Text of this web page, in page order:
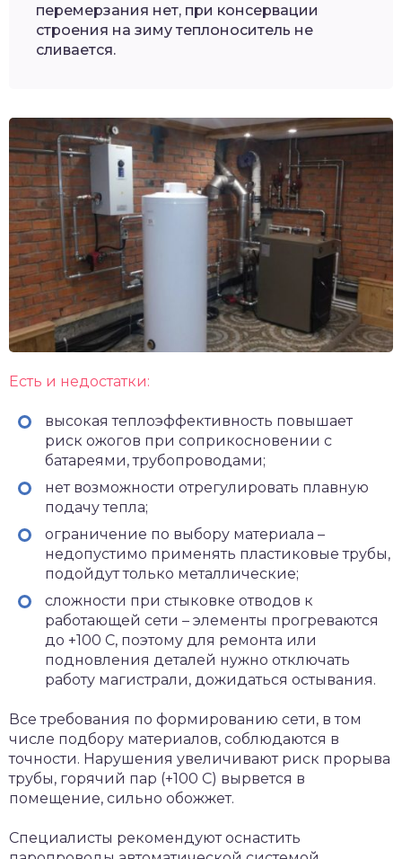
перемерзания нет, при консервации
строения на зиму теплоноситель не
сливается.
Есть и недостатки:
высокая теплоэффективность повышает
риск ожогов при соприкосновении с
батареями, трубопроводами;
нет возможности отрегулировать плавную
подачу тепла;
ограничение по выбору материала –
недопустимо применять пластиковые трубы,
подойдут только металлические;
сложности при стыковке отводов к
работающей сети – элементы прогреваются
до +100 С, поэтому для ремонта или
подновления деталей нужно отключать
работу магистрали, дожидаться остывания.
Все требования по формированию сети, в том
числе подбору материалов, соблюдаются в
точности. Нарушения увеличивают риск прорыва
трубы, горячий пар (+100 С) вырвется в
помещение, сильно обожжет.
Специалисты рекомендуют оснастить